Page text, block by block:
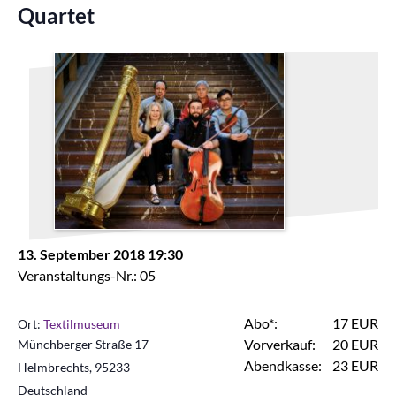
Quartet
13. September 2018 19:30
Veranstaltungs-Nr.: 05
Ort: Textilmuseum
Münchberger Straße 17
Helmbrechts, 95233
Deutschland
Abo*:
17 EUR
Vorverkauf:
20 EUR
Abendkasse:
23 EUR